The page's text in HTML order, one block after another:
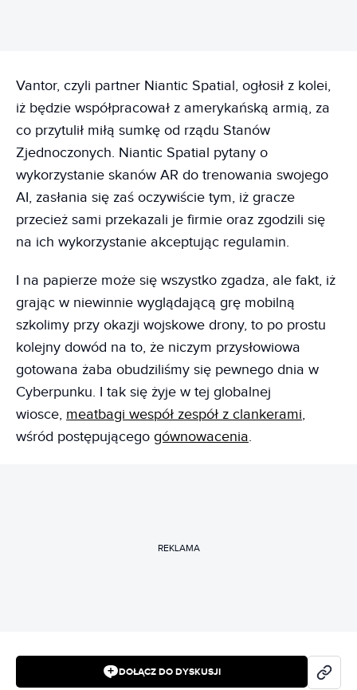
Vantor, czyli partner Niantic Spatial, ogłosił z kolei,
iż będzie współpracował z amerykańską armią, za
co przytulił miłą sumkę od rządu Stanów
Zjednoczonych. Niantic Spatial pytany o
wykorzystanie skanów AR do trenowania swojego
AI, zasłania się zaś oczywiście tym, iż gracze
przecież sami przekazali je firmie oraz zgodzili się
na ich wykorzystanie akceptując regulamin.
I na papierze może się wszystko zgadza, ale fakt, iż
grając w niewinnie wyglądającą grę mobilną
szkolimy przy okazji wojskowe drony, to po prostu
kolejny dowód na to, że niczym przysłowiowa
gotowana żaba obudziliśmy się pewnego dnia w
Cyberpunku. I tak się żyje w tej globalnej
wiosce, meatbagi wespół zespół z clankerami,
wśród postępującego gównowacenia.
REKLAMA
DOŁĄCZ DO DYSKUSJI